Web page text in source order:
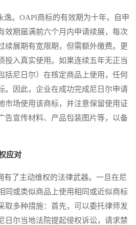
。OAPI商标的有效期为十年，自申
效期届满前六个月内申请续展，每次
续展期有宽限期，但需额外缴费。更
投入真实使用。如果连续五年无正当
括尼日尔）在核定商品上使用，任何
。因此，企业在成功完成尼日尔申请
市场使用该商标，并注意保留使用证
告宣传材料、产品包装图片等，以备
应对
了主动维权的法律武器。一旦在尼
同或类似商品上使用相同或近似商标
取多种措施：首先，可以委托律师发
日尔当地法院提起侵权诉讼，请求禁